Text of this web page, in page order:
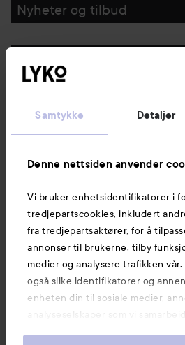
Samtykke Detaljer
Denne nettsiden anvender
Vi bruker enhetsidentifikatorer i
tredjepartscookies, inkludert
fra tredjepartsaktører, for å
annonser til brukerne, tilby
medier og analysere trafikken
også slike identifikatorer og
enheten din til sosiale medier,
analyseselskaper som vi
Nyheter og tilbud
Kundeservice
Informasjon
Også av interesse